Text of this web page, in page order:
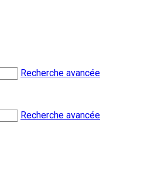
Recherche avancée
Recherche avancée